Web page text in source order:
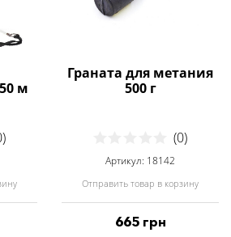
м
Граната для метания
500 г
(0)
Артикул: 18142
Отправить товар в корзину
665 грн